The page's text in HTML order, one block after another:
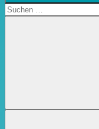
Suchen
nach: